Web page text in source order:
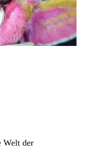
Welt der